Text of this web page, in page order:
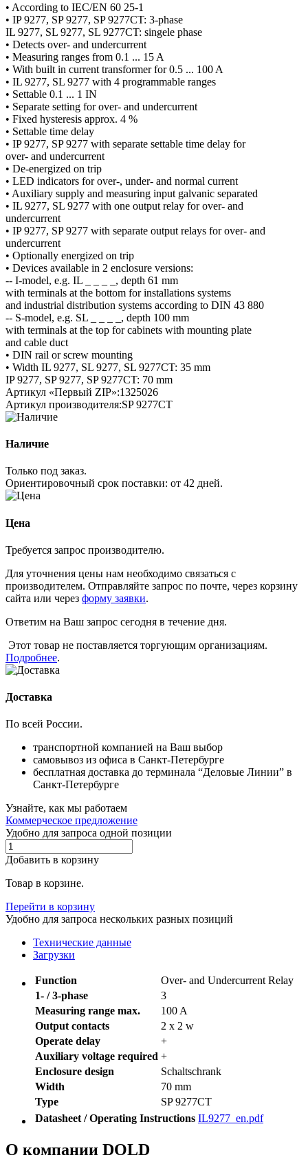
• According to IEC/EN 60 25-1
• IP 9277, SP 9277, SP 9277CT: 3-phase
IL 9277, SL 9277, SL 9277CT: singele phase
• Detects over- and undercurrent
• Measuring ranges from 0.1 ... 15 A
• With built in current transformer for 0.5 ... 100 A
• IL 9277, SL 9277 with 4 programmable ranges
• Settable 0.1 ... 1 IN
• Separate setting for over- and undercurrent
• Fixed hysteresis approx. 4 %
• Settable time delay
• IP 9277, SP 9277 with separate settable time delay for
over- and undercurrent
• De-energized on trip
• LED indicators for over-, under- and normal current
• Auxiliary supply and measuring input galvanic separated
• IL 9277, SL 9277 with one output relay for over- and
undercurrent
• IP 9277, SP 9277 with separate output relays for over- and
undercurrent
• Optionally energized on trip
• Devices available in 2 enclosure versions:
-- I-model, e.g. IL _ _ _ _, depth 61 mm
with terminals at the bottom for installations systems
and industrial distribution systems according to DIN 43 880
-- S-model, e.g. SL _ _ _ _, depth 100 mm
with terminals at the top for cabinets with mounting plate
and cable duct
• DIN rail or screw mounting
• Width IL 9277, SL 9277, SL 9277CT: 35 mm
IP 9277, SP 9277, SP 9277CT: 70 mm
Артикул «Первый ZIP»:1325026
Артикул производителя:SP 9277CT
Наличие
Только под заказ.
Ориентировочный срок поставки: от 42 дней.
Цена
Требуется запрос производителю.
Для уточнения цены нам необходимо связаться с
производителем. Отправляйте запрос по почте, через корзину
сайта или через форму заявки.
Ответим на Ваш запрос сегодня в течение дня.
Этот товар не поставляется торгующим организациям.
Подробнее.
Доставка
По всей России.
транспортной компанией на Ваш выбор
самовывоз из офиса в Санкт-Петербурге
бесплатная доставка до терминала “Деловые Линии” в
Санкт-Петербурге
Узнайте, как мы работаем
Коммерческое предложение
Удобно для запроса одной позиции
Добавить в корзину
Товар в корзине.
Перейти в корзину
Удобно для запроса нескольких разных позиций
Технические данные
Загрузки
Function
Over- and Undercurrent Relay
1- / 3-phase
3
Measuring range max.
100 A
Output contacts
2 x 2 w
Operate delay
+
Auxiliary voltage required +
Enclosure design
Schaltschrank
Width
70 mm
Type
SP 9277CT
Datasheet / Operating Instructions IL9277_en.pdf
О компании DOLD